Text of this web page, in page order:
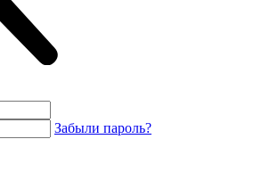
Забыли пароль?